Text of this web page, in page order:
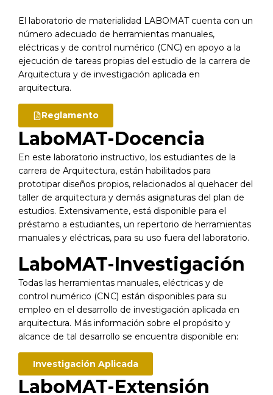
El laboratorio de materialidad LABOMAT cuenta con un
número adecuado de herramientas manuales,
eléctricas y de control numérico (CNC) en apoyo a la
ejecución de tareas propias del estudio de la carrera de
Arquitectura y de investigación aplicada en
arquitectura.
Reglamento
LaboMAT-Docencia
En este laboratorio instructivo, los estudiantes de la
carrera de Arquitectura, están habilitados para
prototipar diseños propios, relacionados al quehacer del
taller de arquitectura y demás asignaturas del plan de
estudios. Extensivamente, está disponible para el
préstamo a estudiantes, un repertorio de herramientas
manuales y eléctricas, para su uso fuera del laboratorio.
LaboMAT-Investigación
Todas las herramientas manuales, eléctricas y de
control numérico (CNC) están disponibles para su
empleo en el desarrollo de investigación aplicada en
arquitectura. Más información sobre el propósito y
alcance de tal desarrollo se encuentra disponible en:
Investigación Aplicada
LaboMAT-Extensión